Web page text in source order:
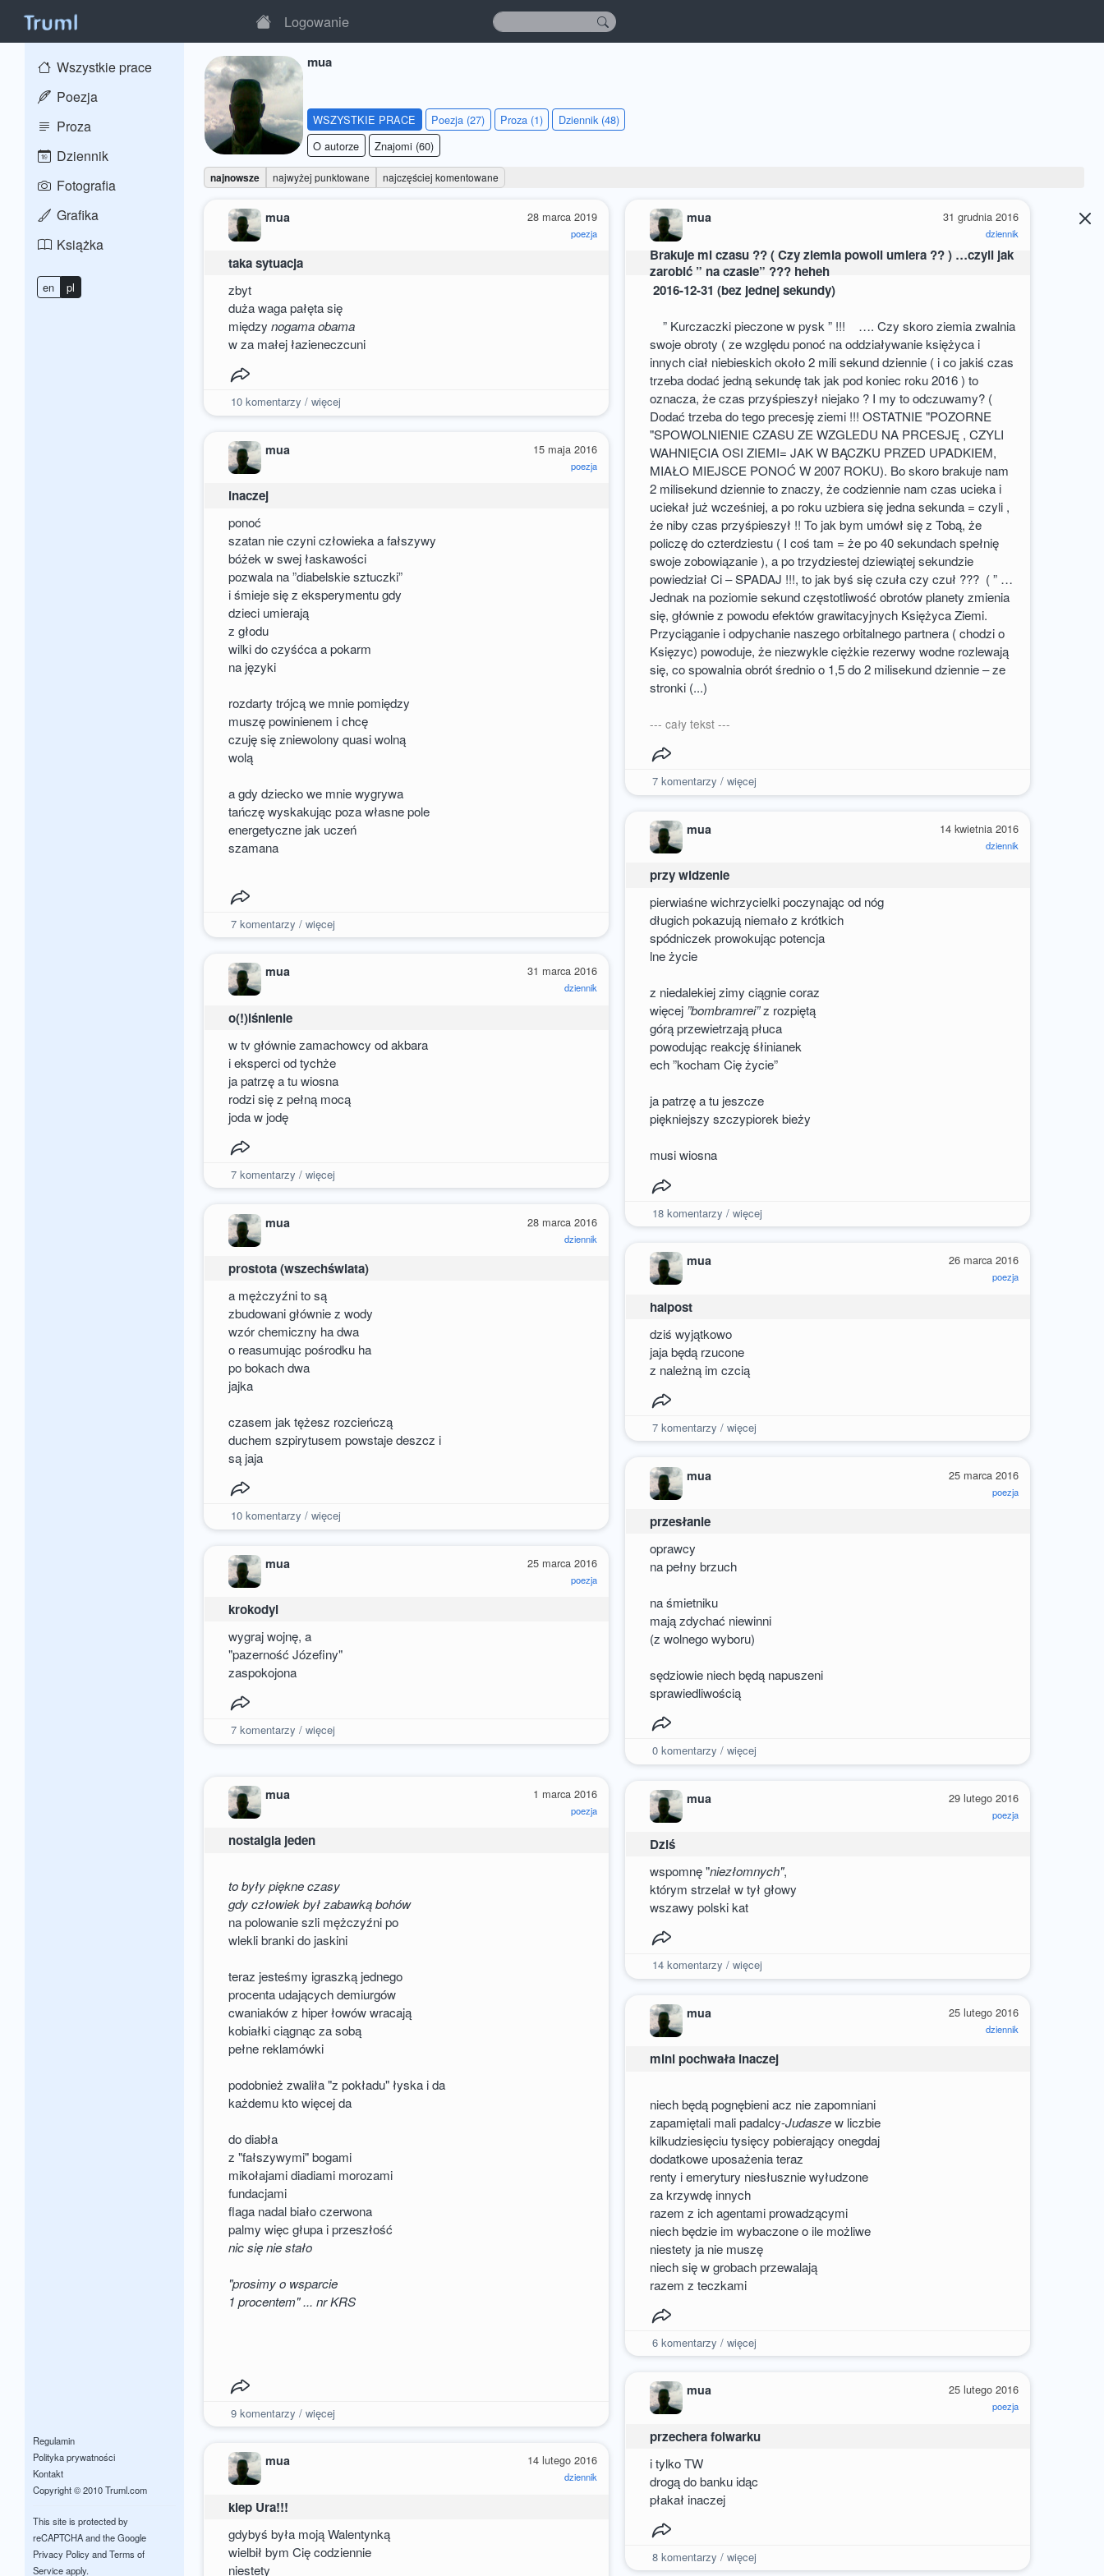
Logowanie
Wszystkie prace
Poezja
Proza
Dziennik
Fotografia
Grafika
Książka
en pl
Regulamin
Polityka prywatności
Kontakt
Copyright © 2010 Truml.com
This site is protected by
reCAPTCHA and the Google
Privacy PolicyandTerms of
Serviceapply.
mua
WSZYSTKIE PRACE Poezja (27) Proza (1)
Dziennik (48)
O autorze
Znajomi (60)
najnowsze najwyżej punktowane najczęściej komentowane
28 marca 2019
poezja
mua
taka sytuacja
zbyt
duża waga pałęta się
międzynogama obama
w za małej łazieneczcuni
10komentarzy / więcej
31 grudnia 2016
dziennik
mua
Brakuje mi czasu ?? ( Czy ziemia powoli umiera ?? ) …czyli jak
zarobić ” na czasie” ??? heheh
2016-12-31 (bez jednej sekundy)
” Kurczaczki pieczone w pysk ” !!! …. Czy skoro ziemia zwalnia
swoje obroty ( ze względu ponoć na oddziaływanie księżyca i
innych ciał niebieskich około 2 mili sekund dziennie ( i co jakiś czas
trzeba dodać jedną sekundę tak jak pod koniec roku 2016 ) to
oznacza, że czas przyśpieszył niejako ? I my to odczuwamy? (
Dodać trzeba do tego precesję ziemi !!! OSTATNIE "POZORNE
"SPOWOLNIENIE CZASU ZE WZGLEDU NA PRCESJĘ , CZYLI
WAHNIĘCIA OSI ZIEMI= JAK W BĄCZKU PRZED UPADKIEM,
MIAŁO MIEJSCE PONOĆ W 2007 ROKU). Bo skoro brakuje nam
2 milisekund dziennie to znaczy, że codziennie nam czas ucieka i
uciekał już wcześniej, a po roku uzbiera się jedna sekunda = czyli ,
że niby czas przyśpieszył !! To jak bym umówł się z Tobą, że
policzę do czterdziestu ( I coś tam = że po 40 sekundach spełnię
swoje zobowiązanie ), a po trzydziestej dziewiątej sekundzie
powiedział Ci – SPADAJ !!!, to jak byś się czuła czy czuł ??? ( ” …
Jednak na poziomie sekund częstotliwość obrotów planety zmienia
się, głównie z powodu efektów grawitacyjnych Księżyca Ziemi.
Przyciąganie i odpychanie naszego orbitalnego partnera ( chodzi o
Księzyc) powoduje, że niezwykle ciężkie rezerwy wodne rozlewają
się, co spowalnia obrót średnio o 1,5 do 2 milisekund dziennie – ze
stronki (...)
--- cały tekst ---
7komentarzy / więcej
15 maja 2016
poezja
mua
inaczej
ponoć
szatan nie czyni człowieka a fałszywy
bóżek w swej łaskawości
pozwala na ”diabelskie sztuczki”
i śmieje się z eksperymentu gdy
dzieci umierają
z głodu
wilki do czyśćca a pokarm
na języki
rozdarty trójcą we mnie pomiędzy
muszę powinienem i chcę
czuję się zniewolony quasi wolną
wolą
a gdy dziecko we mnie wygrywa
tańczę wyskakując poza własne pole
energetyczne jak uczeń
szamana
7komentarzy / więcej
14 kwietnia 2016
dziennik
mua
przy widzenie
pierwiaśne wichrzycielki poczynając od nóg
długich pokazują niemało z krótkich
spódniczek prowokując potencja
lne życie
z niedalekiej zimy ciągnie coraz
więcej ”bombramrei”z rozpiętą
górą przewietrzają płuca
powodując reakcję śłinianek
ech ”kocham Cię życie”
ja patrzę a tu jeszcze
piękniejszy szczypiorek bieży
musi wiosna
18komentarzy / więcej
31 marca 2016
dziennik
mua
o(!)lśnienie
w tv głównie zamachowcy od akbara
i eksperci od tychże
ja patrzę a tu wiosna
rodzi się z pełną mocą
joda w jodę
7komentarzy / więcej
28 marca 2016
dziennik
mua
prostota (wszechświata)
a mężczyźni to są
zbudowani głównie z wody
wzór chemiczny ha dwa
o reasumując pośrodku ha
po bokach dwa
jajka
czasem jak tężesz rozcieńczą
duchem szpirytusem powstaje deszcz i
są jaja
10komentarzy / więcej
26 marca 2016
poezja
mua
haipost
dziś wyjątkowo
jaja będą rzucone
z należną im czcią
7komentarzy / więcej
25 marca 2016
poezja
mua
przesłanie
oprawcy
na pełny brzuch
na śmietniku
mają zdychać niewinni
(z wolnego wyboru)
sędziowie niech będą napuszeni
sprawiedliwością
0komentarzy / więcej
25 marca 2016
poezja
mua
krokodyl
wygraj wojnę, a
"pazerność Józefiny"
zaspokojona
7komentarzy / więcej
1 marca 2016
poezja
mua
nostalgia jeden
to były piękne czasy
gdy człowiek był zabawką bohów
na polowanie szli mężczyźni po
wlekli branki do jaskini
teraz jesteśmy igraszką jednego
procenta udających demiurgów
cwaniaków z hiper łowów wracają
kobiałki ciągnąc za sobą
pełne reklamówki
podobnież zwaliła "z pokładu" łyska i da
każdemu kto więcej da
do diabła
z "fałszywymi" bogami
mikołajami diadiami morozami
fundacjami
flaga nadal biało czerwona
palmy więc głupa i przeszłość
nic się nie stało
"prosimy o wsparcie
1 procentem" ... nr KRS
9komentarzy / więcej
29 lutego 2016
poezja
mua
Dziś
wspomnę "niezłomnych",
którym strzelał w tył głowy
wszawy polski kat
14komentarzy / więcej
25 lutego 2016
dziennik
mua
mini pochwała inaczej
niech będą pognębieni acz nie zapomniani
zapamiętali mali padalcy-Judaszew liczbie
kilkudziesięciu tysięcy pobierający onegdaj
dodatkowe uposażenia teraz
renty i emerytury niesłusznie wyłudzone
za krzywdę innych
razem z ich agentami prowadzącymi
niech będzie im wybaczone o ile możliwe
niestety ja nie muszę
niech się w grobach przewalają
razem z teczkami
6komentarzy / więcej
25 lutego 2016
poezja
mua
przechera folwarku
i tylko TW
drogą do banku idąc
płakał inaczej
8komentarzy / więcej
14 lutego 2016
dziennik
mua
kiep Ura!!!
gdybyś była moją Walentynką
wielbił bym Cię codziennie
niestety